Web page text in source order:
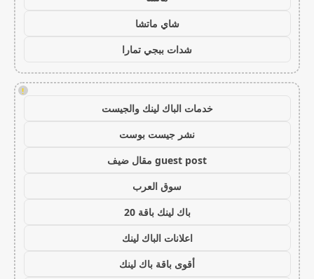
شاي ماتشا
شدات ببجي تمارا
!
خدمات الباك لينك والجيست
نشر جيست بوست
guest post مقال ضيف
سوق العرب
باك لينك باقة 20
اعلانات الباك لينك
أقوى باقة باك لينك